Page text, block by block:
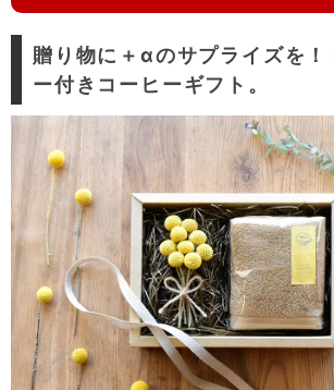
贈り物に＋αのサプライズを！
ー付きコーヒーギフト。